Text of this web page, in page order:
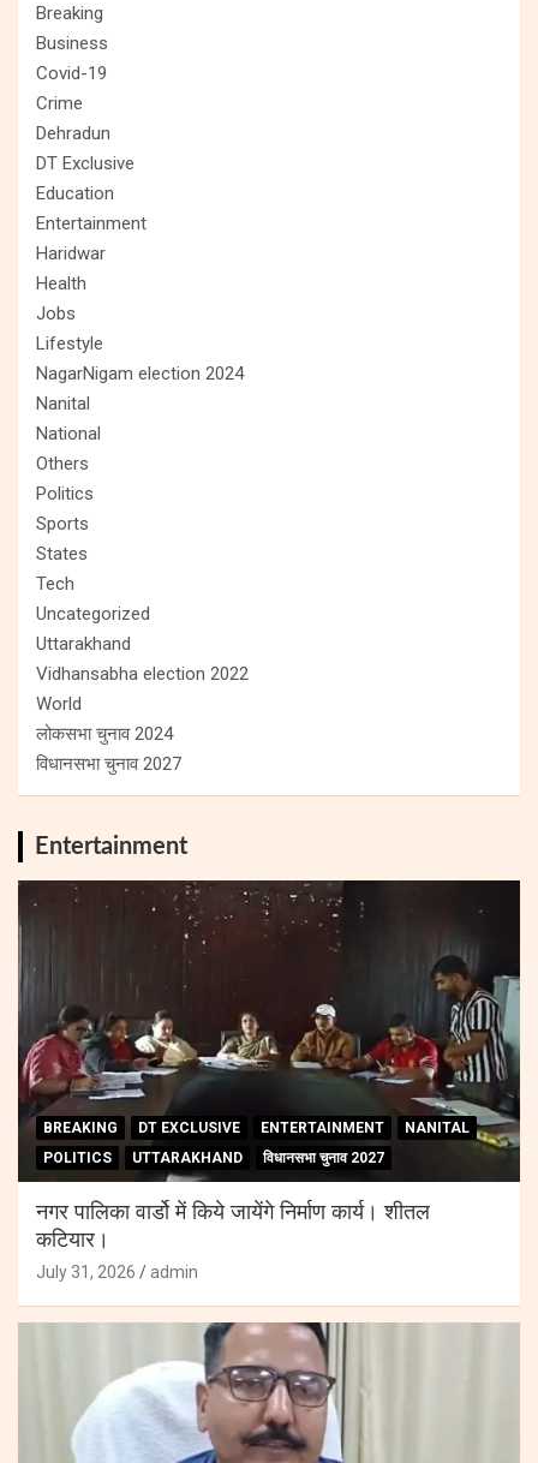
Breaking
Business
Covid-19
Crime
Dehradun
DT Exclusive
Education
Entertainment
Haridwar
Health
Jobs
Lifestyle
NagarNigam election 2024
Nanital
National
Others
Politics
Sports
States
Tech
Uncategorized
Uttarakhand
Vidhansabha election 2022
World
लोकसभा चुनाव 2024
विधानसभा चुनाव 2027
Entertainment
BREAKING DT EXCLUSIVE ENTERTAINMENT
NANITAL
POLITICS
UTTARAKHAND विधानसभा चुनाव 2027
नगर पालिका वार्डो में किये जायेंगे निर्माण कार्य। शीतल
कटियार।
July 31, 2026 admin